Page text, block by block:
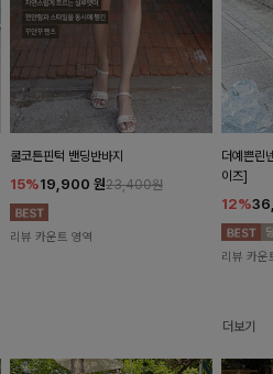
쿨코튼핀턱 밴딩반바지
15%19,900 원23,400원
리뷰 카운트 영역
더예쁜린
이즈]
12%
리뷰 카운
더보기